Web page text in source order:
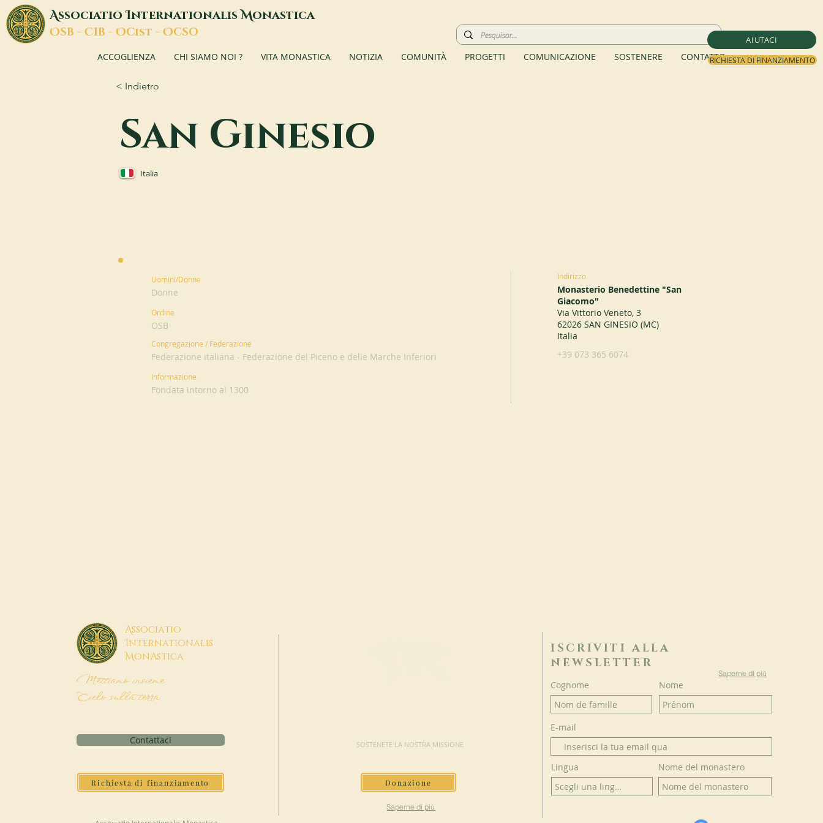
AIUTACI
RICHIESTA DI FINANZIAMENTO
AssociatioInternationalisMonastica
OSB - CIB - OCist - OCSO
ACCOGLIENZA CHI SIAMO NOI ? VITA MONASTICA NOTIZIA COMUNITÀ PROGETTI COMUNICAZIONE SOSTENERE CONTATTO
< Indietro
San Ginesio
Italia
Uomini/Donne
Donne
Ordine
OSB
Congregazione / Federazione
Federazione italiana - Federazione del Piceno e delle Marche Inferiori
Informazione
Fondata intorno al 1300
Indirizzo
Monasterio Benedettine "San
Giacomo"
Via Vittorio Veneto, 3
62026 SAN GINESIO (MC)
Italia
+39 073 365 6074
Associatio
Internationalis
MonAstica
Mettiamo insieme
Cielo sulla terra
Contattaci
Richiesta di finanziamento
SOSTENETE LA NOSTRA MISSIONE
Donazione
Saperne di più
ISCRIVITI ALLA
NEWSLETTER
Saperne di più
Cognome Nome
E-mail
Lingua Nome del monastero